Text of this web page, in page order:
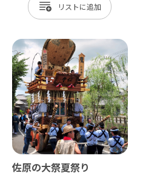
リスト
佐原の大祭夏祭り